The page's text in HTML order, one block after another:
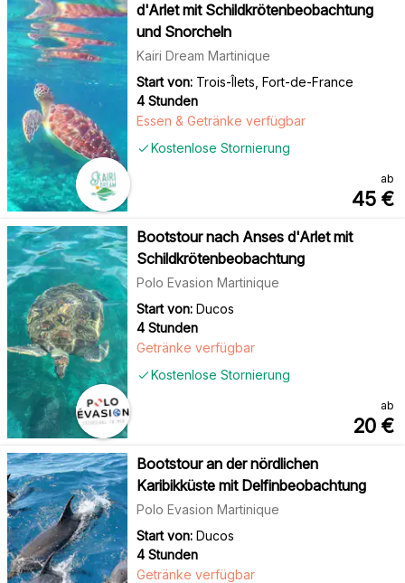
d'Arlet mit Schildkrötenbeobachtung
und Snorcheln
Kairi Dream Martinique
Start von: Trois-Îlets, Fort-de-France
4 Stunden
Kostenlose Stornierung
Essen & Getränke verfügbar
ab
45 €
Bootstour nach Anses d'Arlet mit
Schildkrötenbeobachtung
Polo Evasion Martinique
Start von: Ducos
4 Stunden
Kostenlose Stornierung
Getränke verfügbar
ab
20 €
Bootstour an der nördlichen
Karibikküste mit Delfinbeobachtung
Polo Evasion Martinique
Start von: Ducos
4 Stunden
Getränke verfügbar